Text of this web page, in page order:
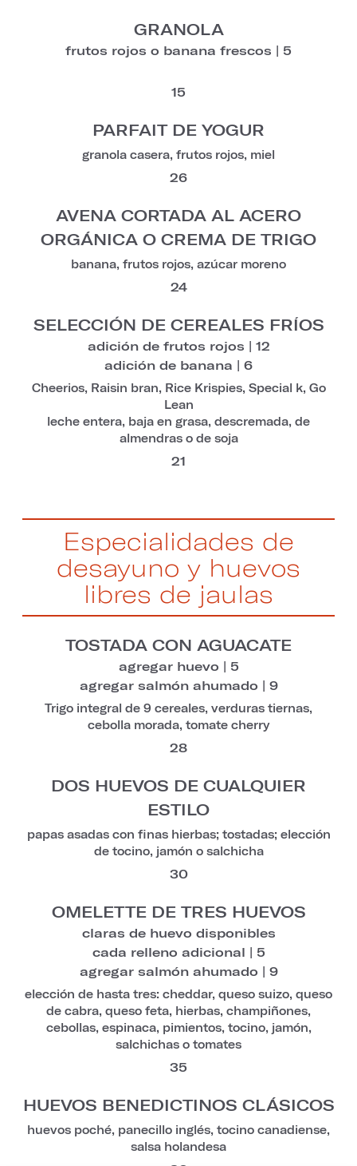
GRANOLA
frutos rojos o banana frescos | 5
15
PARFAIT DE YOGUR
granola casera, frutos rojos, miel
26
AVENA CORTADA AL ACERO
ORGÁNICA O CREMA DE TRIGO
banana, frutos rojos, azúcar moreno
24
SELECCIÓN DE CEREALES FRÍOS
adición de frutos rojos | 12
adición de banana | 6
Cheerios, Raisin bran, Rice Krispies, Special k, Go
Lean
leche entera, baja en grasa, descremada, de
almendras o de soja
21
Especialidades de
desayuno y huevos
libres de jaulas
TOSTADA CON AGUACATE
agregar huevo | 5
agregar salmón ahumado | 9
Trigo integral de 9 cereales, verduras tiernas,
cebolla morada, tomate cherry
28
DOS HUEVOS DE CUALQUIER
ESTILO
papas asadas con finas hierbas; tostadas; elección
de tocino, jamón o salchicha
30
OMELETTE DE TRES HUEVOS
claras de huevo disponibles
cada relleno adicional | 5
agregar salmón ahumado | 9
elección de hasta tres: cheddar, queso suizo, queso
de cabra, queso feta, hierbas, champiñones,
cebollas, espinaca, pimientos, tocino, jamón,
salchichas o tomates
35
HUEVOS BENEDICTINOS CLÁSICOS
huevos poché, panecillo inglés, tocino canadiense,
salsa holandesa